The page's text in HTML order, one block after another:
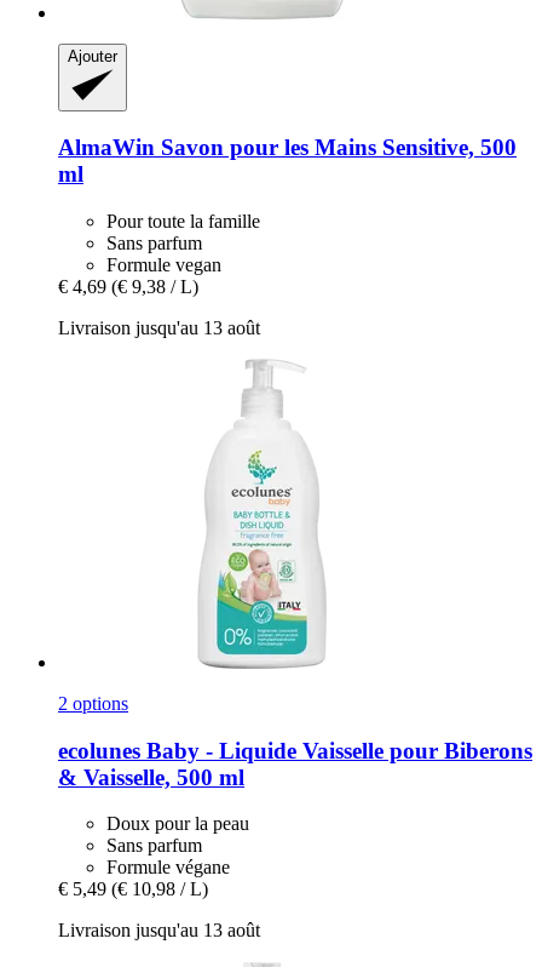
Ajouter
AlmaWin Savon pour les Mains Sensitive, 500
ml
Pour toute la famille
Sans parfum
Formule vegan
€ 4,69 (€ 9,38 / L)
Livraison jusqu'au 13 août
2 options
ecolunes Baby -​ Liquide Vaisselle pour Biberons
& Vaisselle, 500 ml
Doux pour la peau
Sans parfum
Formule végane
€ 5,49 (€ 10,98 / L)
Livraison jusqu'au 13 août